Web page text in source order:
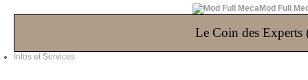
Mod Full
Le Coin des Experts
Infos et Services